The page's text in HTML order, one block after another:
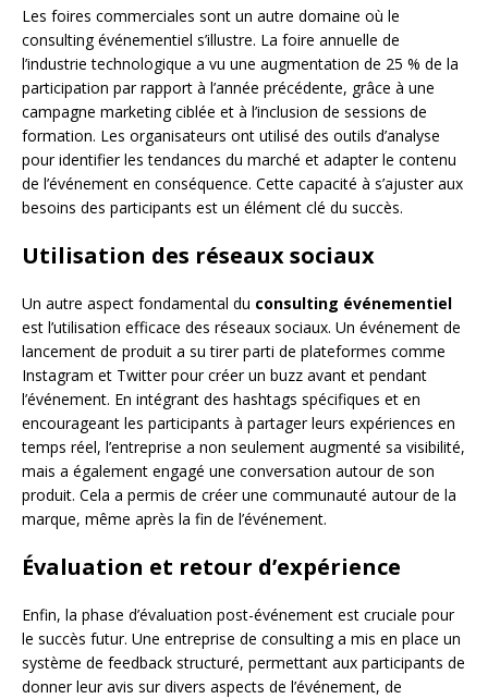
Les foires commerciales sont un autre domaine où le
consulting événementiel s’illustre. La foire annuelle de
l’industrie technologique a vu une augmentation de 25 % de la
participation par rapport à l’année précédente, grâce à une
campagne marketing ciblée et à l’inclusion de sessions de
formation. Les organisateurs ont utilisé des outils d’analyse
pour identifier les tendances du marché et adapter le contenu
de l’événement en conséquence. Cette capacité à s’ajuster aux
besoins des participants est un élément clé du succès.
Utilisation des réseaux sociaux
Un autre aspect fondamental du consulting événementiel
est l’utilisation efficace des réseaux sociaux. Un événement de
lancement de produit a su tirer parti de plateformes comme
Instagram et Twitter pour créer un buzz avant et pendant
l’événement. En intégrant des hashtags spécifiques et en
encourageant les participants à partager leurs expériences en
temps réel, l’entreprise a non seulement augmenté sa visibilité,
mais a également engagé une conversation autour de son
produit. Cela a permis de créer une communauté autour de la
marque, même après la fin de l’événement.
Évaluation et retour d’expérience
Enfin, la phase d’évaluation post-événement est cruciale pour
le succès futur. Une entreprise de consulting a mis en place un
système de feedback structuré, permettant aux participants de
donner leur avis sur divers aspects de l’événement, de